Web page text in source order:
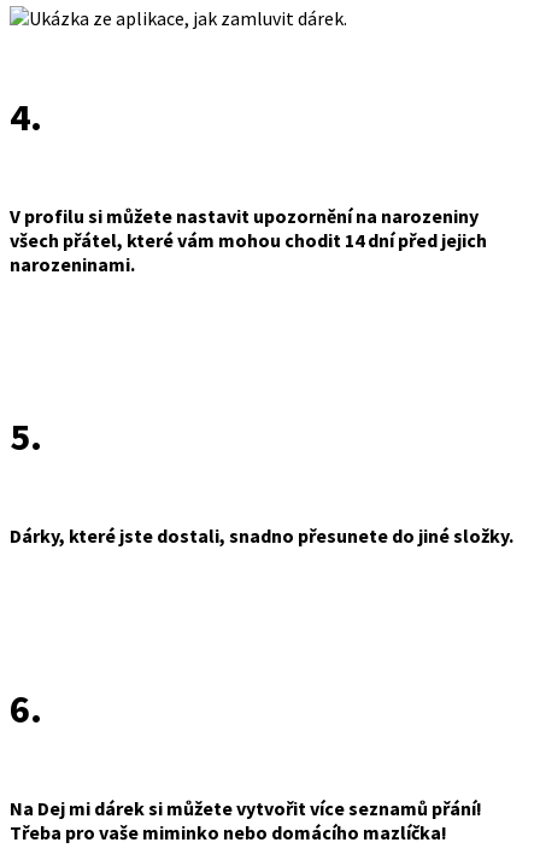
4.
V profilu si můžete nastavit upozornění na narozeniny
všech přátel, které vám mohou chodit 14 dní před jejich
narozeninami.
5.
Dárky, které jste dostali, snadno přesunete do jiné složky.
6.
Na Dej mi dárek si můžete vytvořit více seznamů přání!
Třeba pro vaše miminko nebo domácího mazlíčka!